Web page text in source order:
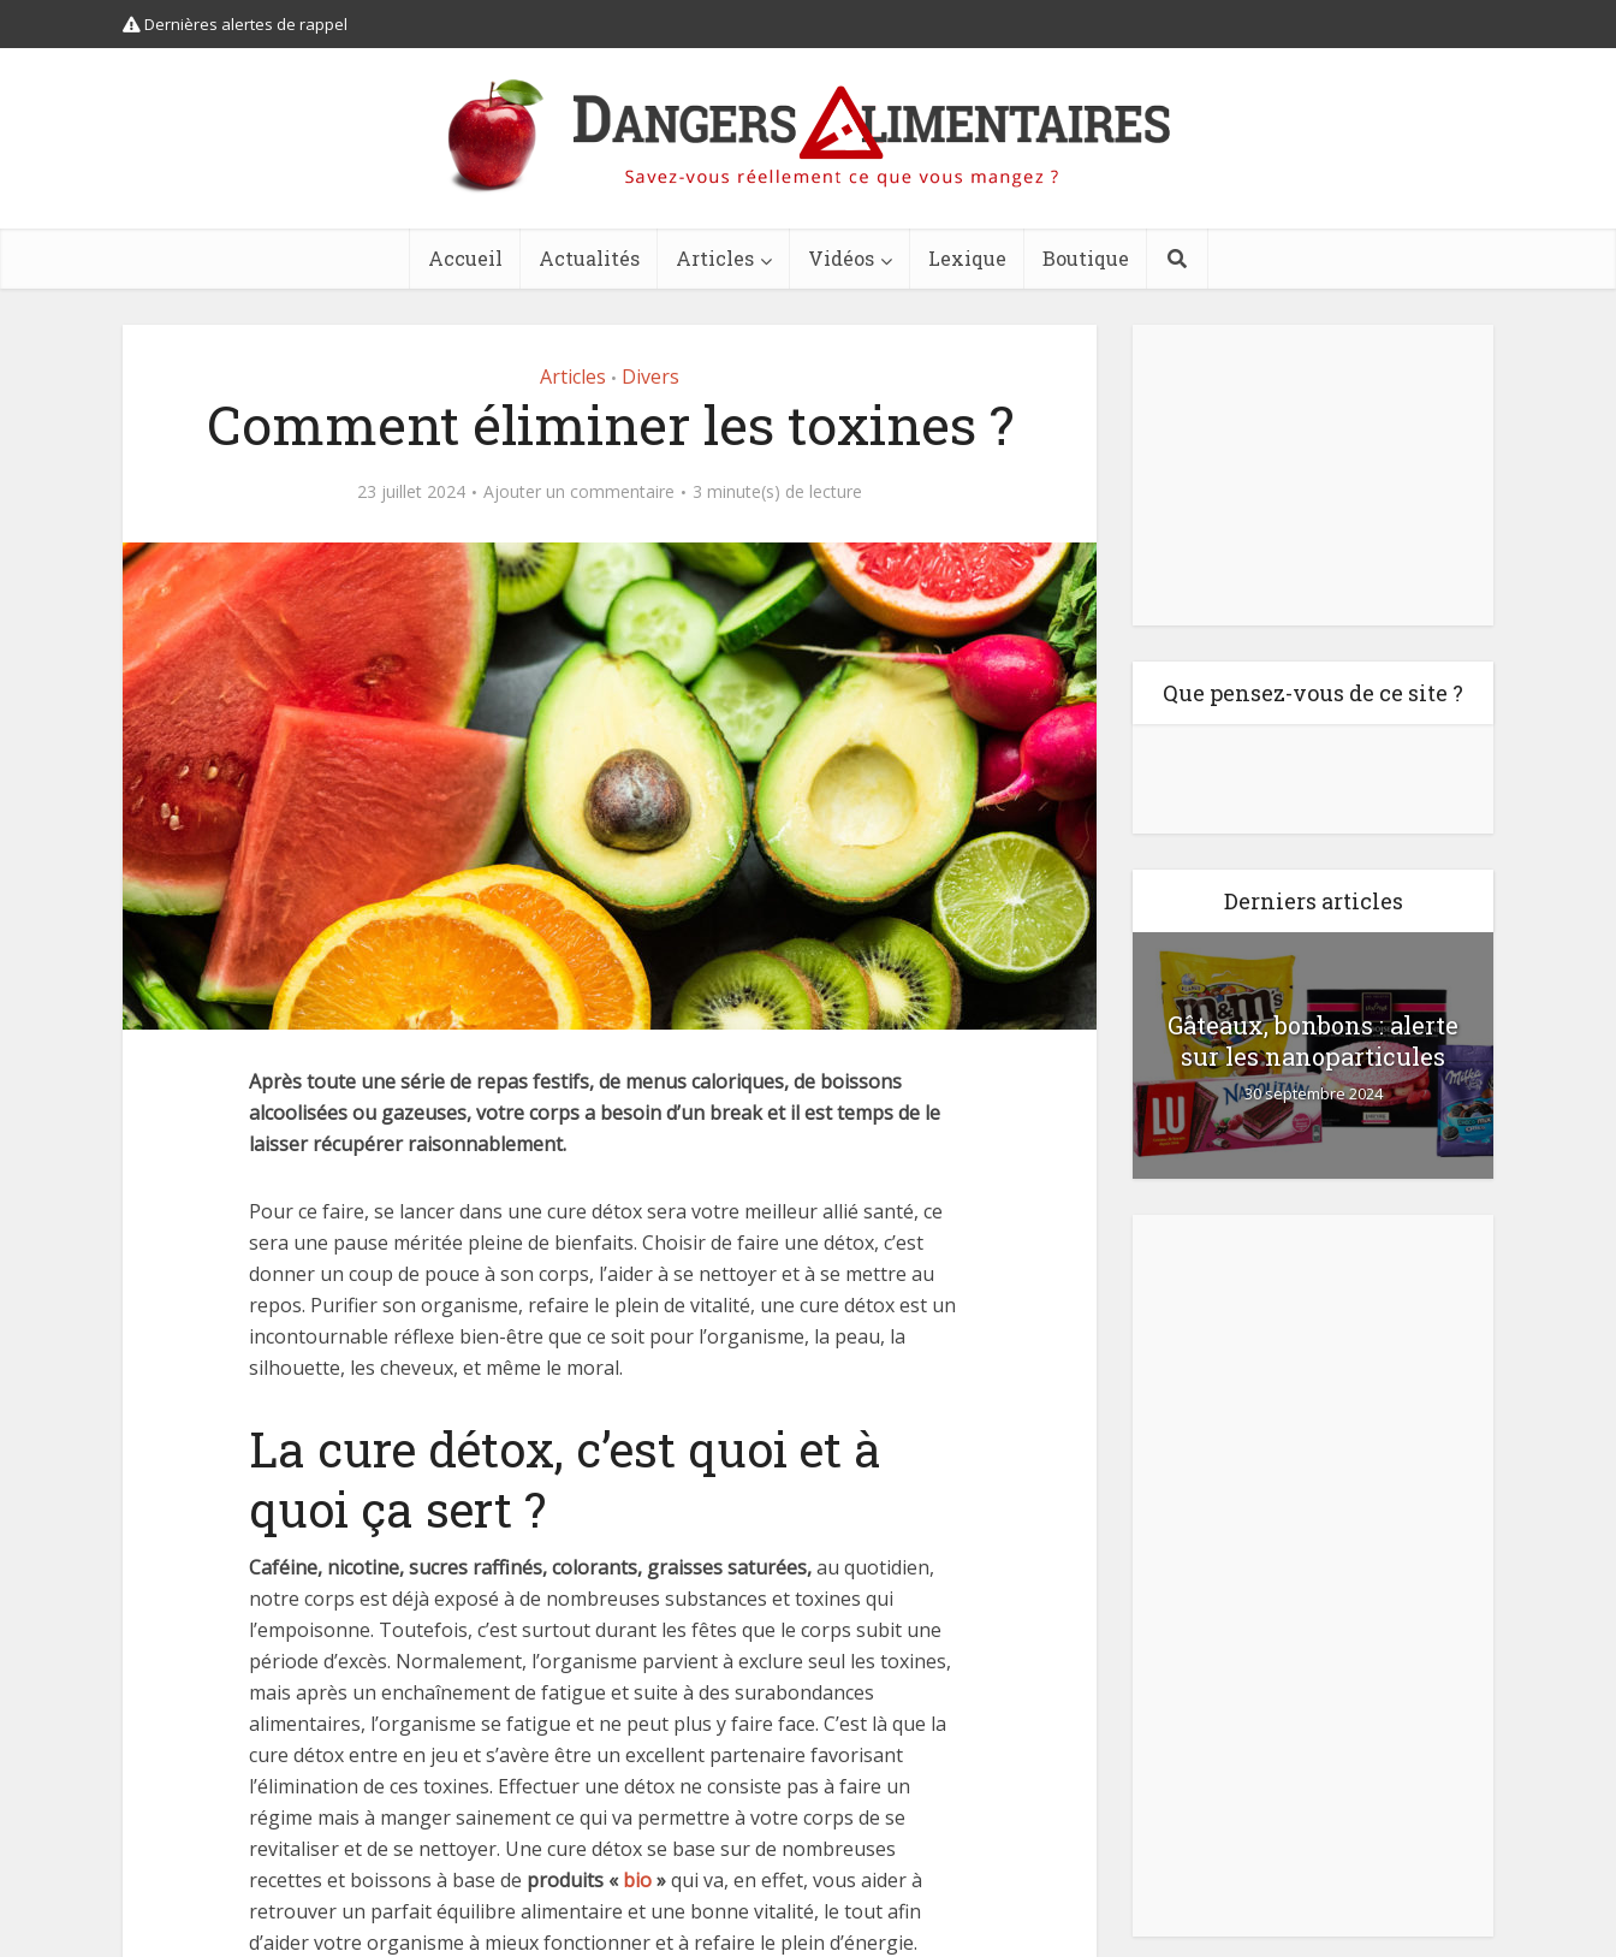
Dernières alertes de rappel
Accueil Actualités Articles Vidéos Lexique Boutique
Articles • Divers
Comment éliminer les toxines ?
23 juillet 2024 Ajouter un commentaire 3 minute(s) de lecture
Après toute une série de repas festifs, de menus caloriques, de boissons
alcoolisées ou gazeuses, votre corps a besoin d’un break et il est temps de le
laisser récupérer raisonnablement.
Pour ce faire, se lancer dans une cure détox sera votre meilleur allié santé, ce
sera une pause méritée pleine de bienfaits. Choisir de faire une détox, c’est
donner un coup de pouce à son corps, l’aider à se nettoyer et à se mettre au
repos. Purifier son organisme, refaire le plein de vitalité, une cure détox est un
incontournable réflexe bien-être que ce soit pour l’organisme, la peau, la
silhouette, les cheveux, et même le moral.
La cure détox, c’est quoi et à
quoi ça sert ?
Caféine, nicotine, sucres raffinés, colorants, graisses saturées,au quotidien,
notre corps est déjà exposé à de nombreuses substances et toxines qui
l’empoisonne. Toutefois, c’est surtout durant les fêtes que le corps subit une
période d’excès. Normalement, l’organisme parvient à exclure seul les toxines,
mais après un enchaînement de fatigue et suite à des surabondances
alimentaires, l’organisme se fatigue et ne peut plus y faire face. C’est là que la
cure détox entre en jeu et s’avère être un excellent partenaire favorisant
l’élimination de ces toxines. Effectuer une détox ne consiste pas à faire un
régime mais à manger sainement ce qui va permettre à votre corps de se
revitaliser et de se nettoyer. Une cure détox se base sur de nombreuses
recettes et boissons à base de produits «bio»qui va, en effet, vous aider à
retrouver un parfait équilibre alimentaire et une bonne vitalité, le tout afin
d’aider votre organisme à mieux fonctionner et à refaire le plein d’énergie.
Que pensez-vous de ce site ?
Derniers articles
Comment manger
sainement pendant la
pause déjeuner ?
21 octobre 2020
Manger sainement, c’est
Gâteaux, bonbons : alerte
sur les nanoparticules
30 septembre 2024